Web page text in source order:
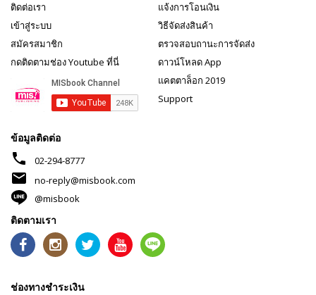
ติดต่อเรา
เข้าสู่ระบบ
สมัครสมาชิก
กดติดตามช่อง Youtube ที่นี่
แจ้งการโอนเงิน
วิธีจัดส่งสินค้า
ตรวจสอบถานะการจัดส่ง
ดาวน์โหลด App
แคตตาล็อก 2019
Support
ข้อมูลติดต่อ
phone 02-294-8777
mail
no-reply@misbook.com
@misbook
ติดตามเรา
ช่องทางชำระเงิน